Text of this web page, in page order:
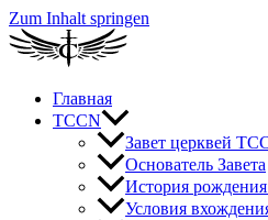
Zum Inhalt springen
Главная
TCCN
Завет церквей
Основатель Завета
История рождения
Условия